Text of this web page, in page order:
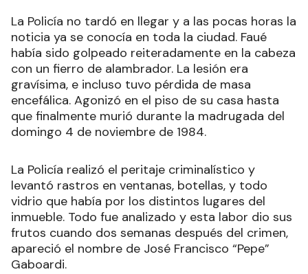
La Policía no tardó en llegar y a las pocas horas la
noticia ya se conocía en toda la ciudad. Faué
había sido golpeado reiteradamente en la cabeza
con un fierro de alambrador. La lesión era
gravísima, e incluso tuvo pérdida de masa
encefálica. Agonizó en el piso de su casa hasta
que finalmente murió durante la madrugada del
domingo 4 de noviembre de 1984.
La Policía realizó el peritaje criminalístico y
levantó rastros en ventanas, botellas, y todo
vidrio que había por los distintos lugares del
inmueble. Todo fue analizado y esta labor dio sus
frutos cuando dos semanas después del crimen,
apareció el nombre de José Francisco “Pepe”
Gaboardi.